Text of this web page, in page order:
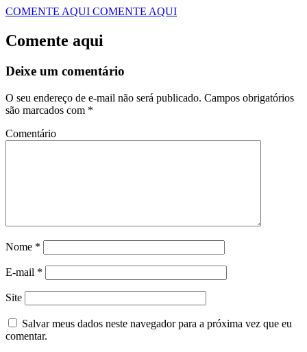
COMENTE AQUI COMENTE AQUI
Comente aqui
Deixe um comentário
O seu endereço de e-mail não será publicado. Campos obrigatórios
são marcados com *
Comentário
Nome *
E-mail *
Site
Salvar meus dados neste navegador para a próxima vez que eu
comentar.